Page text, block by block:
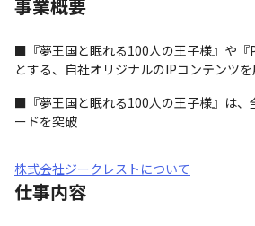
事業概要
■『夢王国と眠れる100人の王子様』や『
とする、自社オリジナルのIPコンテンツ
■『夢王国と眠れる100人の王子様』は、
ードを突破
株式会社ジークレストについて
仕事内容